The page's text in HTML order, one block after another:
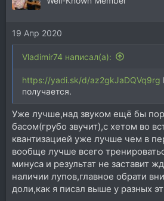
19 Апр 2020
Vladimir74 написал(а):
https://yadi.sk/d/az2gkJaDQVq9rg
получается.
Уже лучше,над звуком ещё бы
басом(грубо звучит),с хетом во
квантизацией уже лучше чем в
вообще лучше всего
минуса и результат не заставит
наличии лупов,главное обрати
доли,как я писал выше у разных